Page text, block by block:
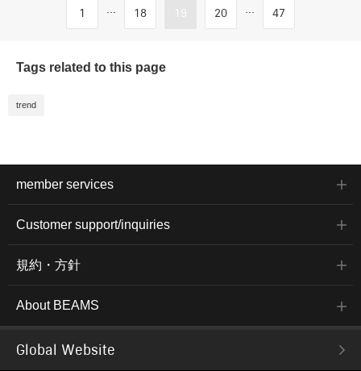
1 ... 18 19 20 ... 47
Tags related to this page
trend
member services
Customer support/inquiries
規約・方針
About BEAMS
Global Website